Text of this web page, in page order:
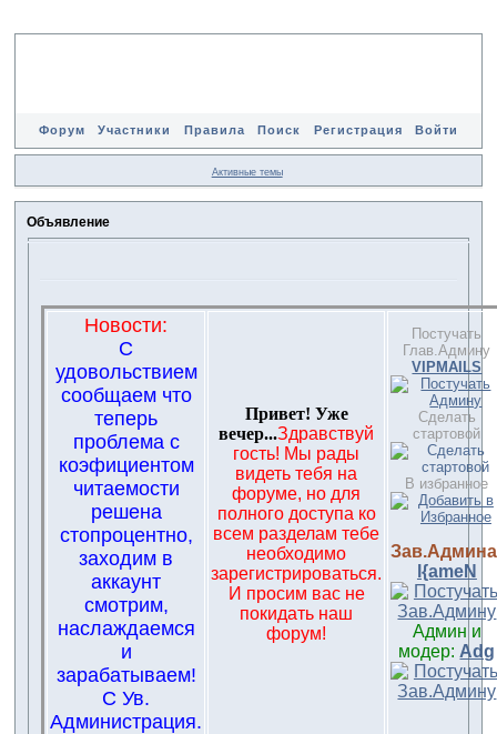
Форум Участники Правила Поиск Регистрация Войти
Активные темы
Объявление
Новости:
С
удовольствием
сообщаем что
теперь
проблема с
коэфициентом
читаемости
решена
стопроцентно,
заходим в
аккаунт
смотрим,
наслаждаемся
и
зарабатываем!
С Ув.
Администрация.
Привет! Уже
вечер...Здравствуй
гость! Мы рады
видеть тебя на
форуме, но для
полного доступа ко
всем разделам тебе
необходимо
зарегистрироваться.
И просим вас не
покидать наш
форум!
Постучать
Глав.Админу
VIPMAILS
Сделать
стартовой
В избранное
l{ameN
Админ и
модер: Adg